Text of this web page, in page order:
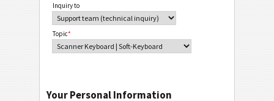
Inquiry to
Topic*
Your Personal Information